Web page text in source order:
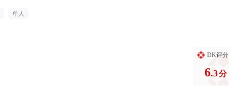
单人
DK评分
6.3分